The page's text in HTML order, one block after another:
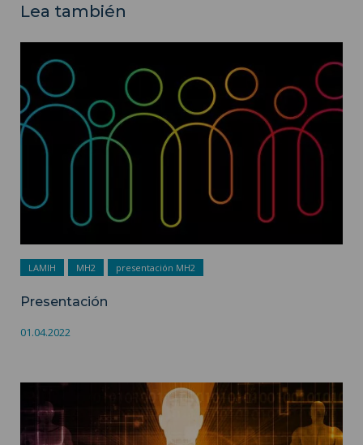
Lea también
LAMIH MH2 presentación MH2
Presentación
01.04.2022